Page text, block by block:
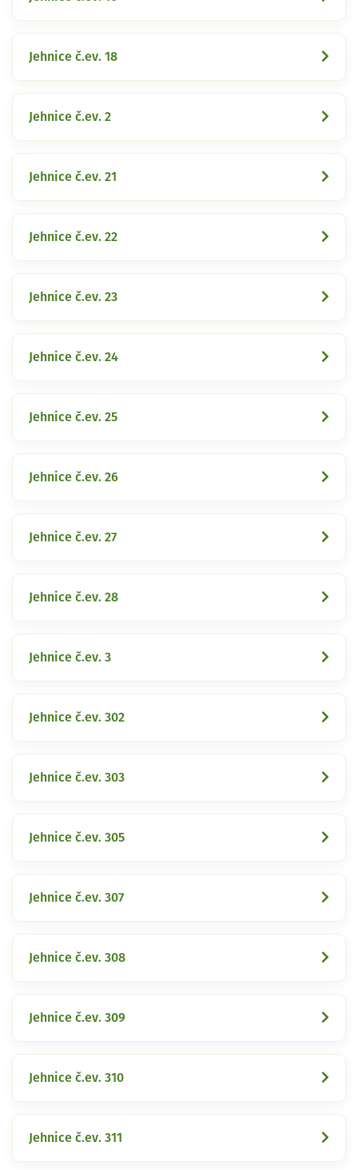
Jehnice č.ev. 18
Jehnice č.ev. 2
Jehnice č.ev. 21
Jehnice č.ev. 22
Jehnice č.ev. 23
Jehnice č.ev. 24
Jehnice č.ev. 25
Jehnice č.ev. 26
Jehnice č.ev. 27
Jehnice č.ev. 28
Jehnice č.ev. 3
Jehnice č.ev. 302
Jehnice č.ev. 303
Jehnice č.ev. 305
Jehnice č.ev. 307
Jehnice č.ev. 308
Jehnice č.ev. 309
Jehnice č.ev. 310
Jehnice č.ev. 311